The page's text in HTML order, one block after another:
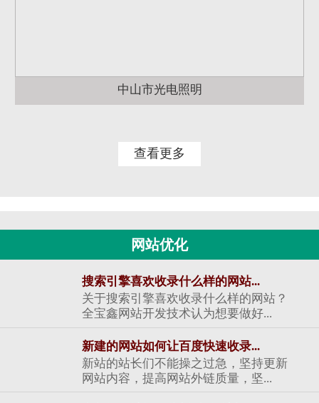
中山市光电照明
查看更多
网站优化
搜索引擎喜欢收录什么样的网站...
关于搜索引擎喜欢收录什么样的网站？
全宝鑫网站开发技术认为想要做好...
新建的网站如何让百度快速收录...
新站的站长们不能操之过急，坚持更新
网站内容，提高网站外链质量，坚...